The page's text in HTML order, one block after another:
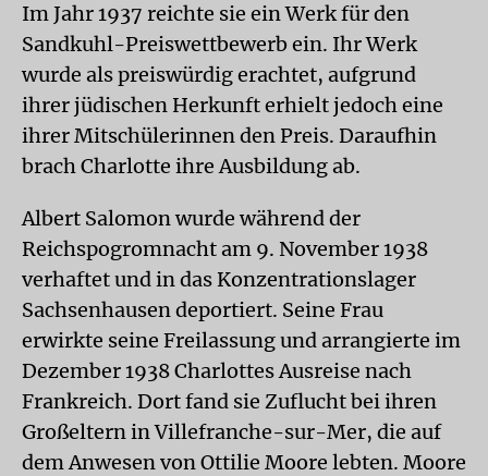
Im Jahr 1937 reichte sie ein Werk für den
Sandkuhl-Preiswettbewerb ein. Ihr Werk
wurde als preiswürdig erachtet, aufgrund
ihrer jüdischen Herkunft erhielt jedoch eine
ihrer Mitschülerinnen den Preis. Daraufhin
brach Charlotte ihre Ausbildung ab.
Albert Salomon wurde während der
Reichspogromnacht am 9. November 1938
verhaftet und in das Konzentrationslager
Sachsenhausen deportiert. Seine Frau
erwirkte seine Freilassung und arrangierte im
Dezember 1938 Charlottes Ausreise nach
Frankreich. Dort fand sie Zuflucht bei ihren
Großeltern in Villefranche-sur-Mer, die auf
dem Anwesen von Ottilie Moore lebten. Moore